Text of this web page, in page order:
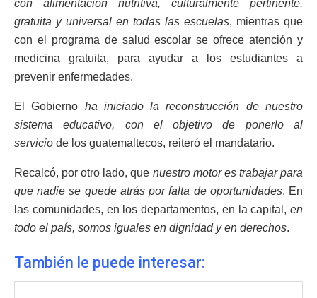
con alimentación nutritiva, culturalmente pertinente,
gratuita y universal en todas las escuelas, mientras que
con el programa de salud escolar se ofrece atención y
medicina gratuita, para ayudar a los estudiantes a
prevenir enfermedades.
El Gobierno ha iniciado la reconstrucción de nuestro
sistema educativo, con el objetivo de ponerlo al
servicio de los guatemaltecos, reiteró el mandatario.
Recalcó, por otro lado, que nuestro motor es trabajar para
que nadie se quede atrás por falta de oportunidades. En
las comunidades, en los departamentos, en la capital, en
todo el país, somos iguales en dignidad y en derechos.
También le puede interesar: